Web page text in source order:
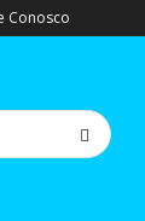
Conosco